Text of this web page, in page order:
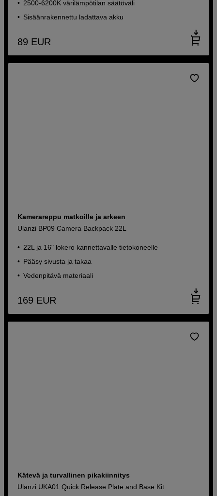
2500-6200K värilämpötilan säätöväli
Sisäänrakennettu ladattava akku
89 EUR
Kamerareppu matkoille ja arkeen
Ulanzi BP09 Camera Backpack 22L
22L ja 16" lokero kannettavalle tietokoneelle
Pääsy sivusta ja takaa
Vedenpitävä materiaali
169 EUR
Kätevä ja turvallinen pikakiinnitys
Ulanzi UKA01 Quick Release Plate and Base Kit